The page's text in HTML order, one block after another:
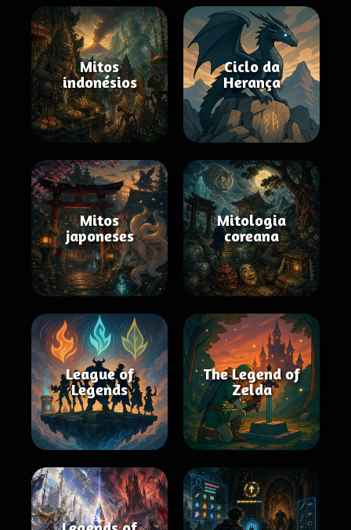
Mitos
indonésios
Ciclo da
Herança
Mitos
japoneses
Mitologia
coreana
League of
Legends
The Legend of
Zelda